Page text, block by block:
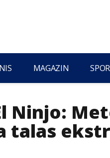
MAGAZIN
Ninjo:
talas